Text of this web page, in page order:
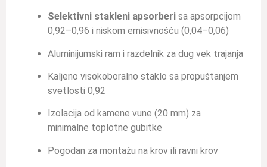
Selektivni stakleni apsorberi sa apsorpcijom
0,92–0,96 i niskom emisivnošću (0,04–0,06)
Aluminijumski ram i razdelnik za dug vek trajanja
Kaljeno visokoboralno staklo sa propuštanjem
svetlosti 0,92
Izolacija od kamene vune (20 mm) za
minimalne toplotne gubitke
Pogodan za montažu na krov ili ravni krov